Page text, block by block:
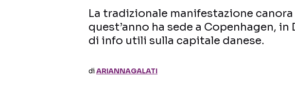
La tradizionale manifestazione
quest’anno ha sede a Copenhagen, in
di info utili sulla capitale danese.
diARIANNAGALATI